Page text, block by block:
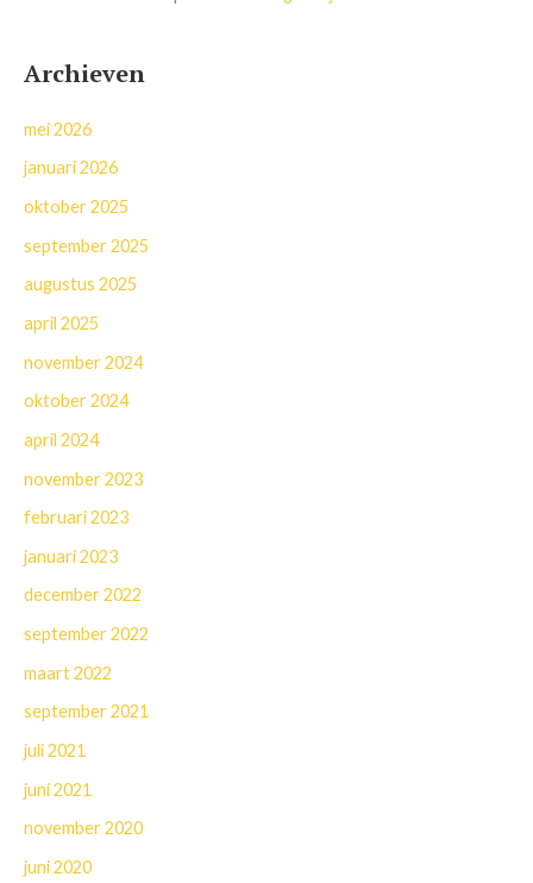
Archieven
mei 2026
januari 2026
oktober 2025
september 2025
augustus 2025
april 2025
november 2024
oktober 2024
april 2024
november 2023
februari 2023
januari 2023
december 2022
september 2022
maart 2022
september 2021
juli 2021
juni 2021
november 2020
juni 2020